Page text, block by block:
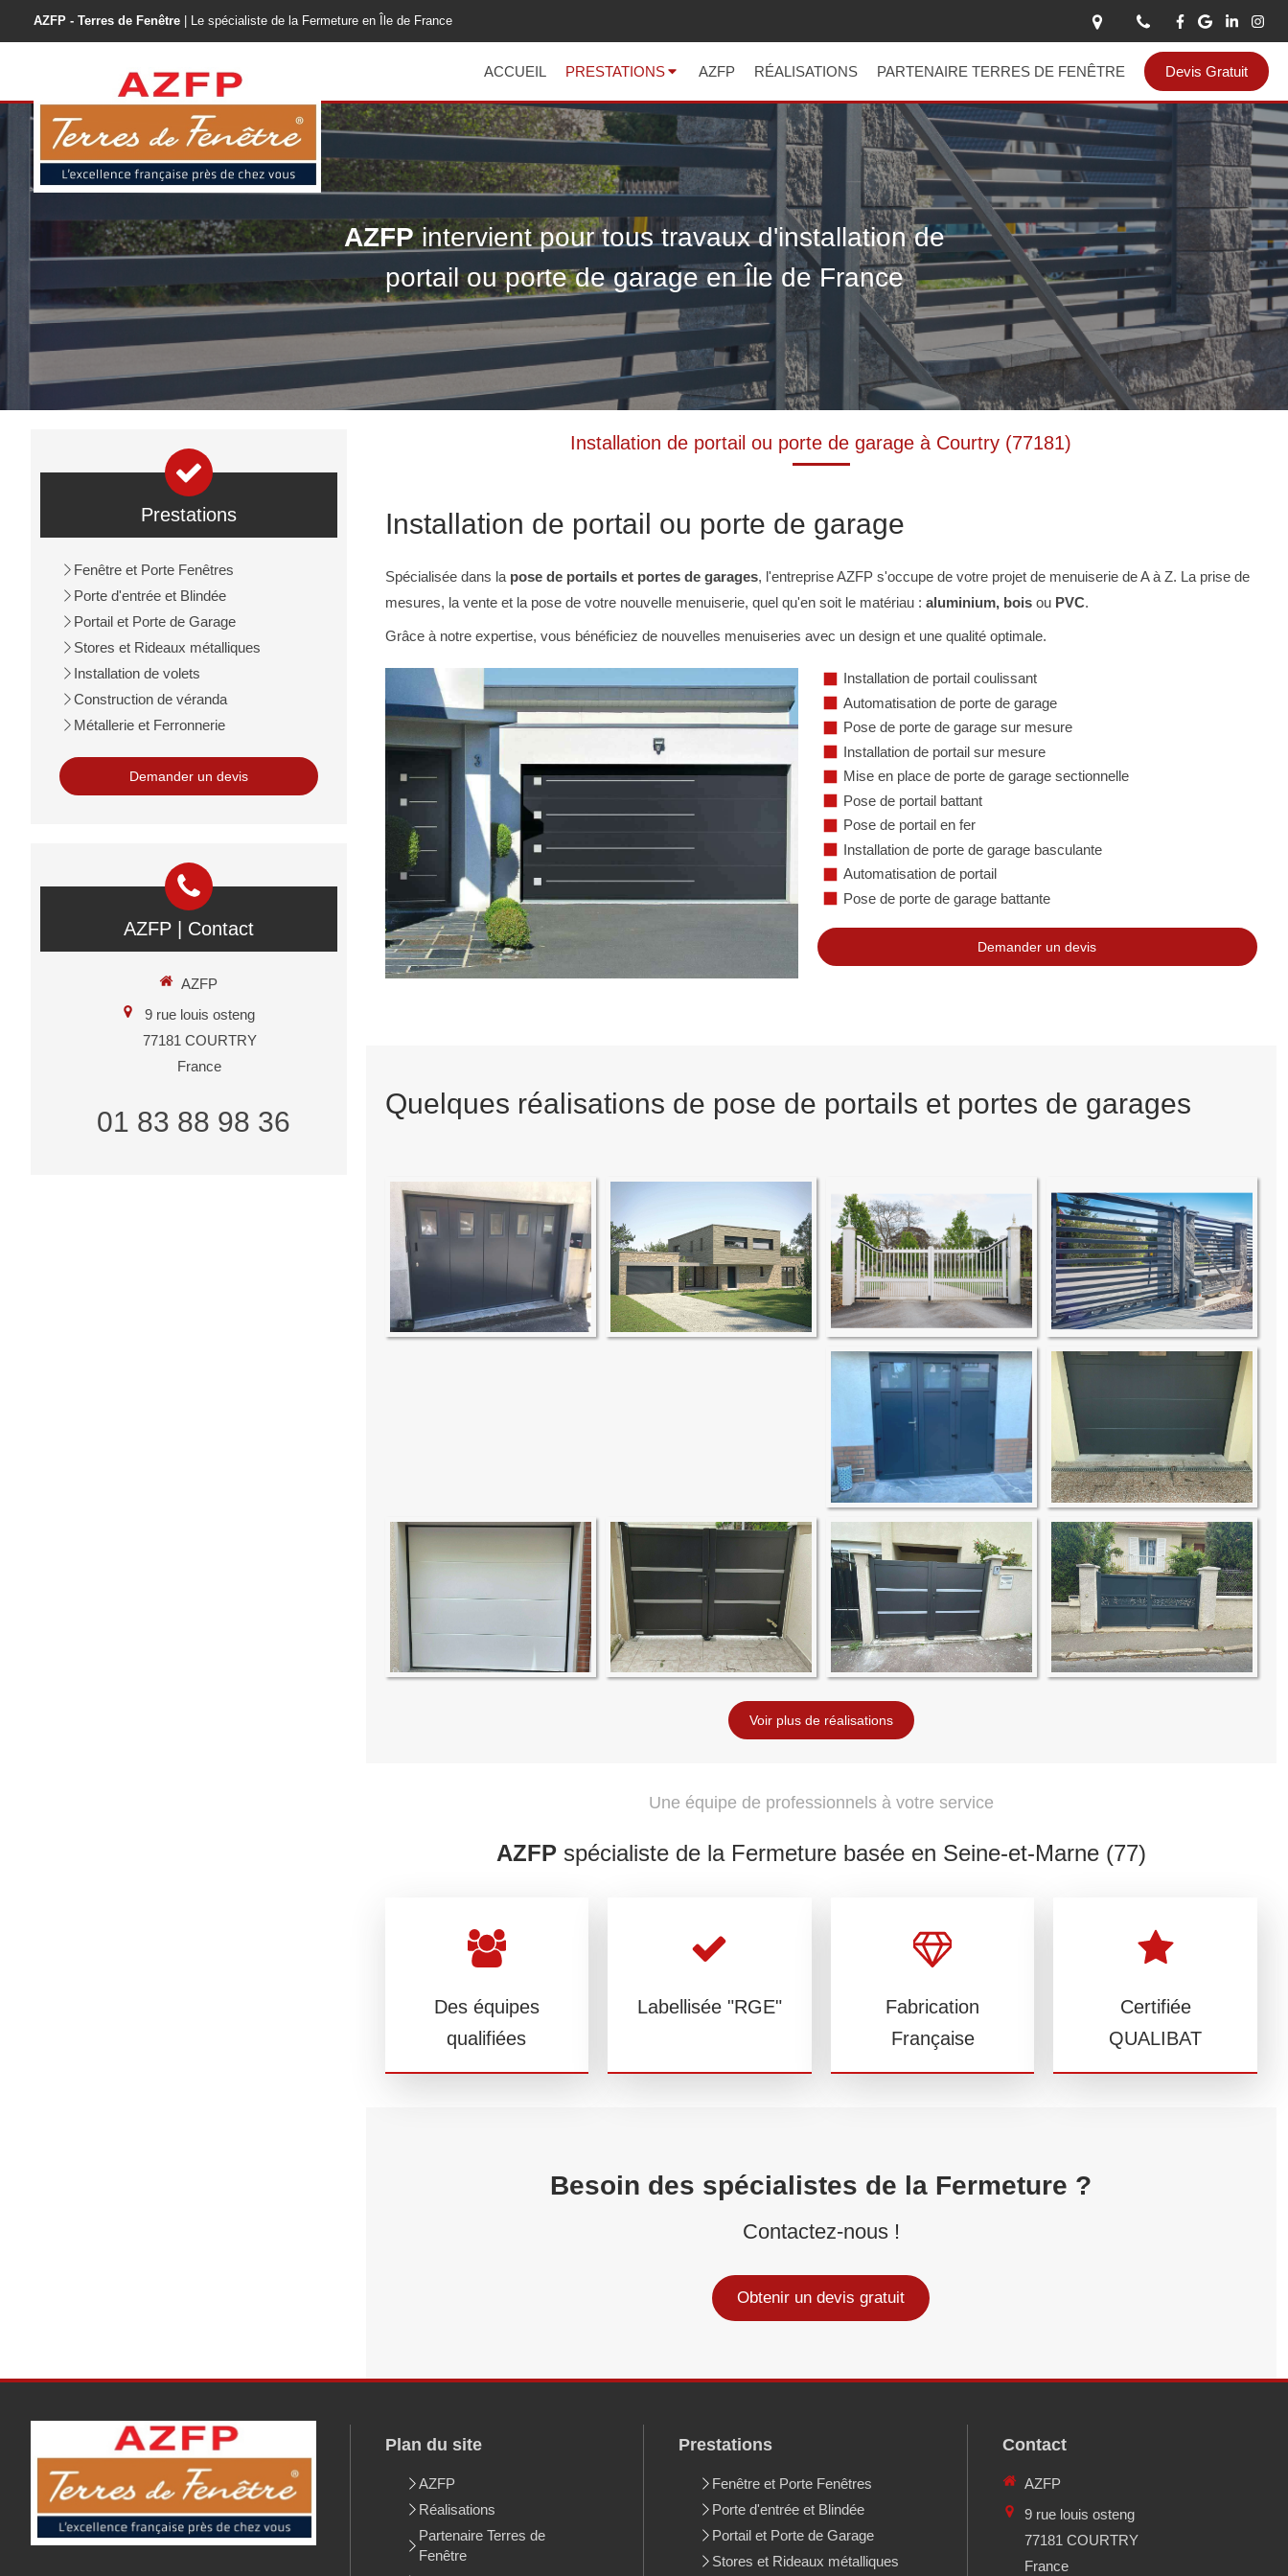
AZFP - Terres de Fenêtre | Le spécialiste de la Fermeture en Île de France
ACCUEIL PRESTATIONS AZFP RÉALISATIONS PARTENAIRE TERRES DE FENÊTRE Devis Gratuit
AZFPintervient pour tous travaux d'installation de
portail ou porte de garage en Île de France
Installation de portail ou porte de garage à Courtry (77181)
Installation de portail ou porte de garage
Spécialisée dans lapose de portails et portes de garages, l'entreprise AZFP s'occupe de votre projet de menuiserie de A à Z. La prise de
mesures, la vente et la pose de votre nouvelle menuiserie, quel qu'en soit le matériau : aluminium, bois ou PVC.
Grâce à notre expertise, vous bénéficiez de nouvelles menuiseries avec un design et une qualité optimale.
Installation de portail coulissant
Automatisation de porte de garage
Pose de porte de garage sur mesure
Installation de portail sur mesure
Mise en place de porte de garage sectionnelle
Pose de portail battant
Pose de portail en fer
Installation de porte de garage basculante
Automatisation de portail
Pose de porte de garage battante
Demander un devis
Quelques réalisations de pose de portails et portes de garages
Voir plus de réalisations
Une équipe de professionnels à votre service
AZFPspécialiste de la Fermeture basée en Seine-et-Marne (77)
Des équipes
qualifiées
Labellisée "RGE"
Fabrication
Française
Certifiée
QUALIBAT
Besoin des spécialistes de la Fermeture ?
Contactez-nous !
Obtenir un devis gratuit
Prestations
Fenêtre et Porte Fenêtres
Porte d'entrée et Blindée
Portail et Porte de Garage
Stores et Rideaux métalliques
Installation de volets
Construction de véranda
Métallerie et Ferronnerie
Demander un devis
AZFP | Contact
AZFP
9 rue louis osteng
77181 COURTRY
France
01 83 88 98 36
Plan du site
AZFP
Réalisations
Partenaire Terres de
Fenêtre
Prestations
Fenêtre et Porte Fenêtres
Porte d'entrée et Blindée
Portail et Porte de Garage
Stores et Rideaux métalliques
Contact
AZFP
9 rue louis osteng
77181 COURTRY
France